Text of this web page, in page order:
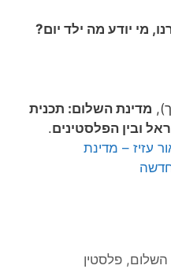
מי יודע מה ילד יום?
מדינת השלום: תכנית
ובין הפלסטינים.
עזיז – מדינת
השלום,פלסטין